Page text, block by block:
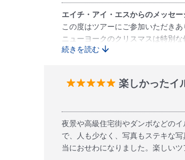
エイチ・アイ・エスからのメッセー
この度はツアーにご参加いただきあ
ニューヨークのクリスマスは特別
またのご利用をお待ちしております
続きを読む
楽しかったイ
夜景や高級住宅街やダンボなどの
で、人も少なく、写真もステキな
当におせわになりました。楽しい